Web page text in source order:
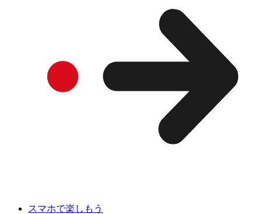
スマホで楽しもう